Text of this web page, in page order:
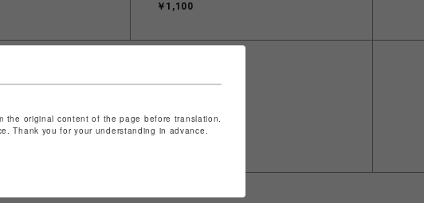
￥1,100
the original content of the page before translation.
Thank you for your understanding in advance.